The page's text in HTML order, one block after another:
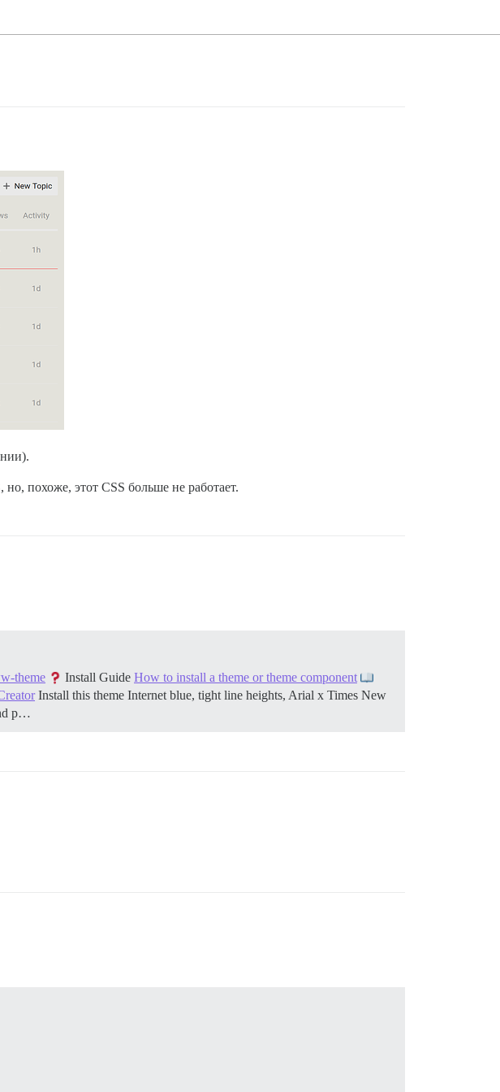
похоже, этот CSS больше не работает.
theme Install Guide How to install a theme or theme component
Install this theme Internet blue, tight line heights, Arial x Times New
p…